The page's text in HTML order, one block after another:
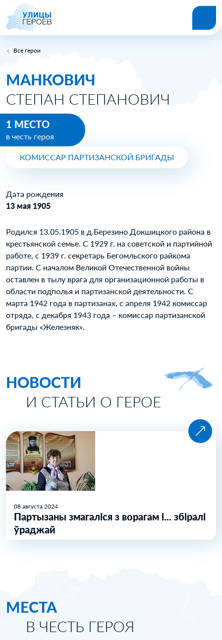
Все герои
МАНКОВИЧ
СТЕПАН СТЕПАНОВИЧ
1 МЕСТО
в честь героя
КОМИССАР ПАРТИЗАНСКОЙ БРИГАДЫ
Дата рождения
13 мая 1905
Родился 13.05.1905 в д.Березино Докшицкого района в
крестьянской семье. С 1929 г. на советской и партийной
работе, с 1939 г. секретарь Бегомльского райкома
партии. С началом Великой Отечественной войны
оставлен в тылу врага для организационной работы в
области подполья и партизанской деятельности. С
марта 1942 года в партизанах, с апреля 1942 комиссар
отряда, с декабря 1943 года – комиссар партизанской
бригады «Железняк».
НОВОСТИ
И СТАТЬИ О ГЕРОЕ
08 августа 2024
Партызаны змагаліся з ворагам і... збіралі
ўраджай
МЕСТА
В ЧЕСТЬ ГЕРОЯ